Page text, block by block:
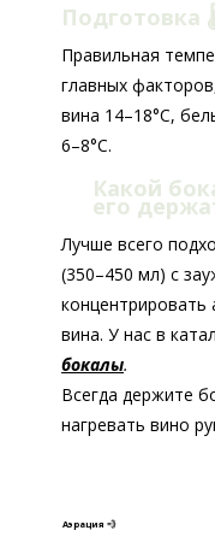
Аэрация 💨
Подготовка
Правильная
главных
вина 14–18°C,
6–8°C.
Какой
его
Лучше всего
(350–450 мл) с
концентрировать
вина. У нас в
бокалы.
Всегда держите
нагревать вино